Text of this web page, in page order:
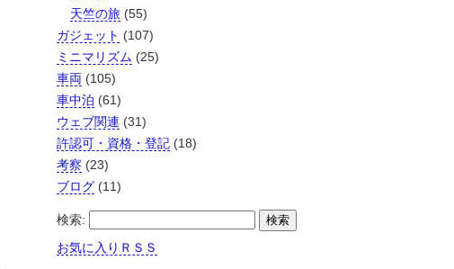
天竺の旅 (55)
ガジェット (107)
ミニマリズム (25)
車両 (105)
車中泊 (61)
ウェブ関連 (31)
許認可・資格・登記 (18)
考察 (23)
ブログ (11)
検索:
お気に入りＲＳＳ